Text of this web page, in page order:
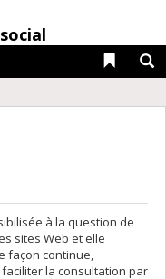
Liens
à la question de
sites Web et elle
façon continue,
la consultation par